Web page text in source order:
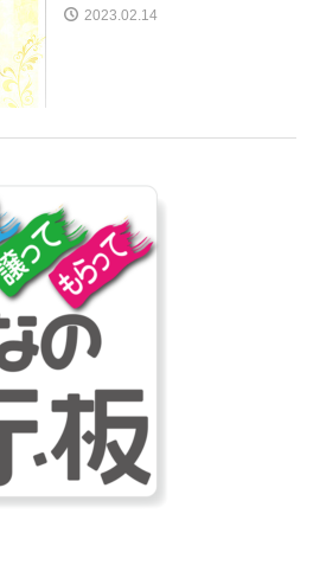
2023.02.14